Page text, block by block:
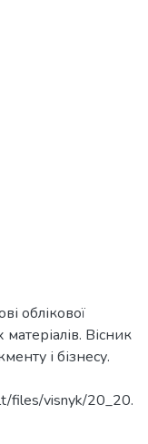
облікової
Вісник
і бізнесу.
files/visnyk/20_20.